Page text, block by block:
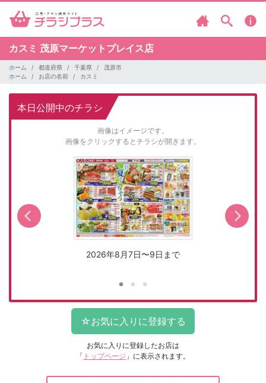
カスミ 茂原マーケットプレイス店
ホーム 都道府県 千葉県
茂原市
ホーム
お店の名前 カスミ
本日公開中のチラシ
画像はイメージです。
画像をクリックするとチラシが開きます。
2026年8月7日〜9日まで
お気に入りに登録したお店は
「 トップページ 」に表示されます。